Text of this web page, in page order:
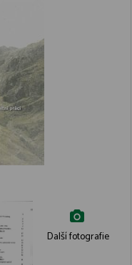
Další fotografie